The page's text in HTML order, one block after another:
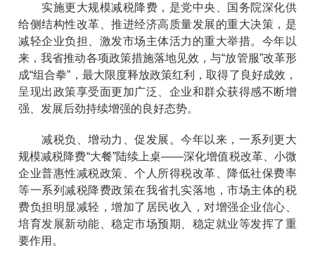
实施更大规模减税降费，是党中央、国务院深化供
给侧结构性改革、推进经济高质量发展的重大决策，是
减轻企业负担、激发市场主体活力的重大举措。今年以
来，我省推动各项政策措施落地见效，与“放管服”改革形
成“组合拳”，最大限度释放政策红利，取得了良好成效，
呈现出政策享受面更加广泛、企业和群众获得感不断增
强、发展后劲持续增强的良好态势。
减税负、增动力、促发展。今年以来，一系列更大
规模减税降费“大餐”陆续上桌——深化增值税改革、小微
企业普惠性减税政策、个人所得税改革、降低社保费率
等一系列减税降费政策在我省扎实落地，市场主体的税
费负担明显减轻，增加了居民收入，对增强企业信心、
培育发展新动能、稳定市场预期、稳定就业等发挥了重
要作用。